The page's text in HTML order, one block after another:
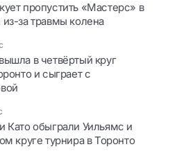
пропустить «Мастерс» в
за травмы колена
в четвёртый круг
и сыграет с
Като обыграли Уильямс и
круге турнира в Торонто